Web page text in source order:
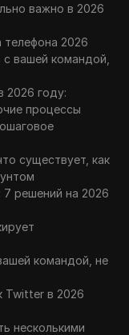
важно в 2026
телефона 2026
с вашей командой,
2026 году:
процессы
существует, как
7 решений на 2026
командой, не
Twitter в 2026
несколькими